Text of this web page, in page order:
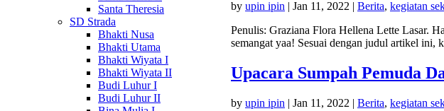
Santa Theresia
SD Strada
Bhakti Nusa
Bhakti Utama
Bhakti Wiyata I
Bhakti Wiyata II
Budi Luhur I
Budi Luhur II
by upin ipin | Jan 11, 2022 | Berita, kegiatan
Penulis: Graziana Flora Hellena Lette Lasar.
semangat yaa! Sesuai dengan judul artikel
Upacara Sumpah Pemuda
by upin ipin | Jan 11, 2022 | Berita, kegiatan